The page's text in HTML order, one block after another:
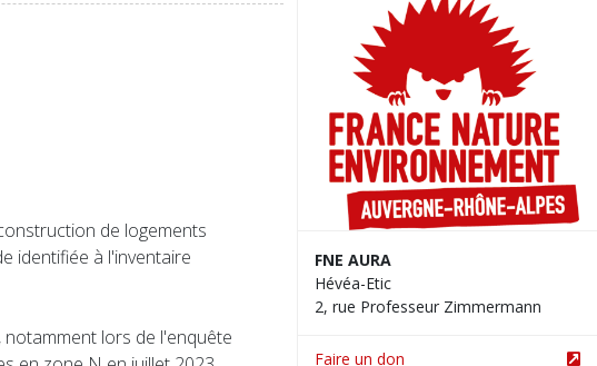
de logements
identifiée à l'inventaire
notamment lors de l'enquête
FNE AURA
Hévéa-Etic
2, rue Professeur Zimmermann
Faire un don